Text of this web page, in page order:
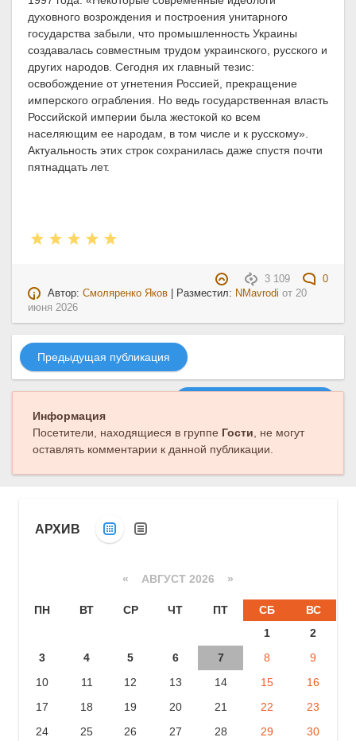
духовного возрождения и построения унитарного
государства забыли, что промышленность Украины
создавалась совместным трудом украинского, русского и
других народов. Сегодня их главный тезис:
освобождение от угнетения Россией, прекращение
имперского ограбления. Но ведь государственная власть
Российской империи была жестокой ко всем
населяющим ее народам, в том числе и к русскому».
Актуальность этих строк сохранилась даже спустя почти
пятнадцать лет.
3 109
0
Автор:Смоляренко Яков | Разместил: NMavrodi от20
июня 2026
Предыдущая публикация
Информация
Посетители, находящиеся в группе Гости, не могут
оставлять комментарии к данной публикации.
АРХИВ
« АВГУСТ 2026 »
ПН ВТ СР ЧТ ПТ СБ
ВС
1
2
3
4 5 6 7 8
9
10
11 12 13 14 15
16
17
18 19 20 21 22
23
24
25 26 27 28 29
30